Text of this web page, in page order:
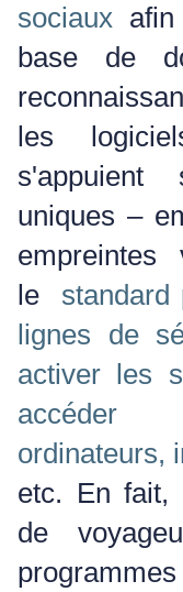
sociaux afin
base de
les
s'appuient
uniques –
empreintes
le standard
lignes de
activer les
accéder
ordinateurs,
etc. En fait,
de